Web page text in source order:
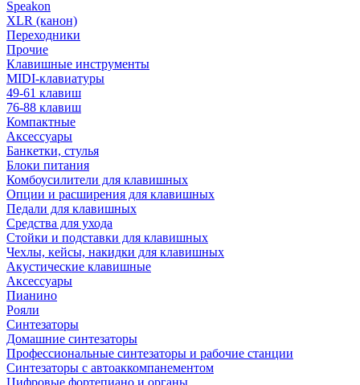
Speakon
XLR (канон)
Переходники
Прочие
Клавишные инструменты
MIDI-клавиатуры
49-61 клавиш
76-88 клавиш
Компактные
Аксессуары
Банкетки, стулья
Блоки питания
Комбоусилители для клавишных
Опции и расширения для клавишных
Педали для клавишных
Средства для ухода
Стойки и подставки для клавишных
Чехлы, кейсы, накидки для клавишных
Акустические клавишные
Аксессуары
Пианино
Рояли
Синтезаторы
Домашние синтезаторы
Профессиональные синтезаторы и рабочие станции
Синтезаторы с автоаккомпанементом
Цифровые фортепиано и органы